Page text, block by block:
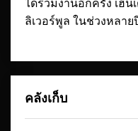
ได้ร่วมงานอีกครั้ง เฮ
ลิเวอร์พูล ในช่วงหลา
คลังเก็บ